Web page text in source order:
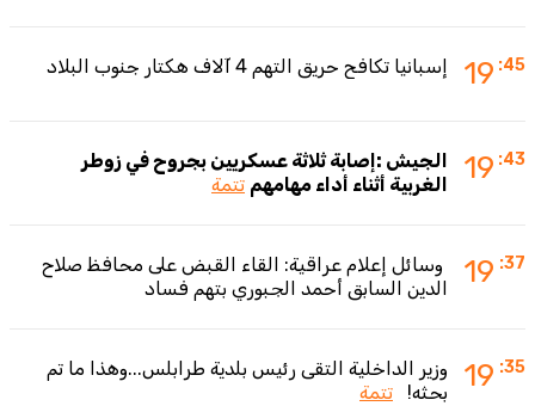
19 :45 إسبانيا تكافح حريق التهم 4 آلاف هكتار جنوب البلاد
19 :43
الجيش :إصابة ثلاثة عسكريين بجروح في زوطر
الغربية أثناء أداء مهامهم تتمة
19 :37
وسائل إعلام عراقية: القاء القبض على محافظ صلاح
الدين السابق أحمد الجبوري بتهم فساد
19 :35
وزير الداخلية التقى رئيس بلدية طرابلس...وهذا ما تم
بحثه! تتمة